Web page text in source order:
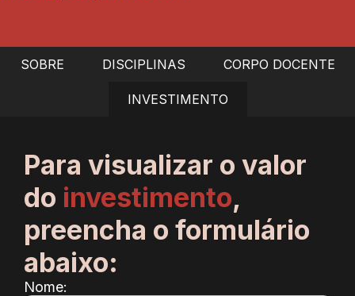
SOBRE DISCIPLINAS CORPO DOCENTE
INVESTIMENTO
Para visualizar o valor
do investimento,
preencha o formulário
abaixo:
Nome: